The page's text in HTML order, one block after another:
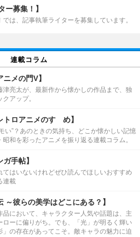
ー募集！】
では、記事執筆ライターを募集しています。
連載コラム
ニメの門V】
津亮太が、最新作から懐かしの作品まで、独
アップ。
トロアニメのすゝめ】
い”？あのときの気持ち、どこか懐かしい記憶
和を彩ったアニメを振り返る連載コラム。
ガ手帖】
てはいないけれどぜひ読んでほしいおすすめ
連載
～彼らの美学はどこにある？】
品において、キャラクター人気や話題は、主
ローに偏りがち。でも、「光」が明るく輝い
」の存在があってこそ。敵キャラの魅力に迫